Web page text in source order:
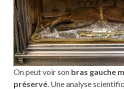
On peut voir son bras gauche
préservé. Une analyse